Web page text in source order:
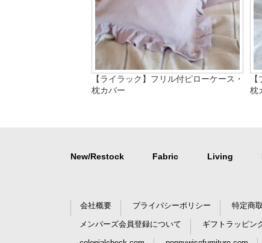
【ライラック】フリル付ピローケース・
枕カバー
枕
New/Restock Fabric Living
会社概要 プライバシーポリシー 特定商
メンバーズ会員登録について ギフトラッピン